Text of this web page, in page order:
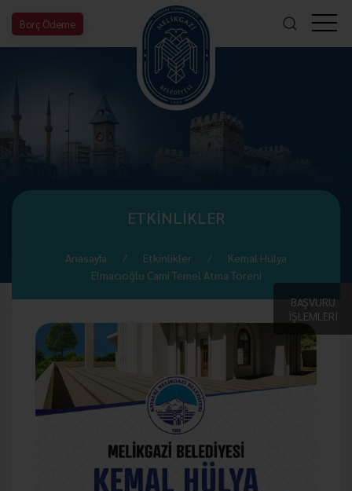
Borç Ödeme
BAŞVURU
İŞLEMLERİ
ETKİNLİKLER
Anasayfa Etkinlikler
Kemal Hülya
Elmacıoğlu Cami Temel Atma Töreni